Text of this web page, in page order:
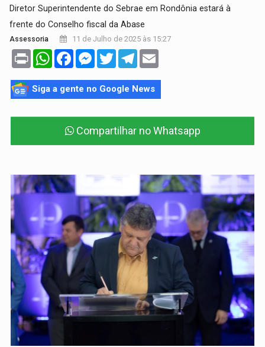
Diretor Superintendente do Sebrae em Rondônia estará à
frente do Conselho fiscal da Abase
Assessoria 11 de Julho de 2025 às 15:27
Print WhatsAppFacebookMessenger
TwitterTelegram
Siga a gente no Google News
Compartilhar no Whatsapp